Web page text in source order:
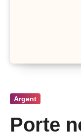
Argent
Porte